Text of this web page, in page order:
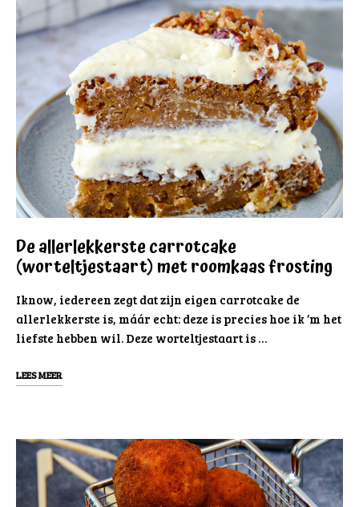
De allerlekkerste carrotcake
(worteltjestaart) met roomkaas frosting
Iknow, iedereen zegt dat zijn eigen carrotcake de
allerlekkerste is, máár echt: deze is precies hoe ik ‘m het
liefste hebben wil. Deze worteltjestaart is …
LEES MEER